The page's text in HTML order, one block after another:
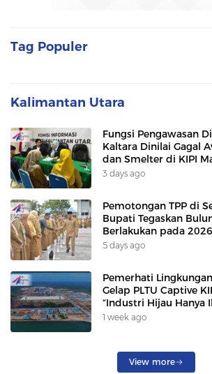
Tag Populer
Kalimantan Utara
Fungsi Pengawasan
Kaltara Dinilai Gagal
dan Smelter di KIPI
3 days ago
Pemotongan TPP di
Bupati Tegaskan
Berlakukan pada 2026
5 days ago
Pemerhati
Gelap PLTU Captive
“Industri Hijau Hanya
Korban”
1 week ago
View more